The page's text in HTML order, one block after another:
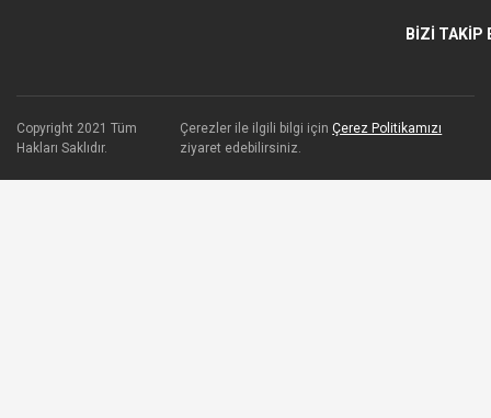
BİZİ TAKİP
Copyright 2021 Tüm
Hakları Saklıdır.
Çerezler ile ilgili bilgi içinÇerez Politikamızı
ziyaret edebilirsiniz.